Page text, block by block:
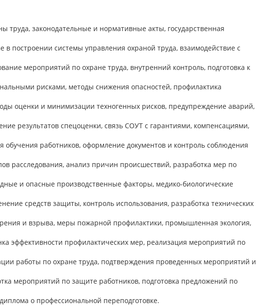
труда, законодательные и нормативные акты, государственная
в построении системы управления охраной труда, взаимодействие с
мероприятий по охране труда, внутренний контроль, подготовка к
рисками, методы снижения опасностей, профилактика
оценки и минимизации техногенных рисков, предупреждение аварий,
результатов спецоценки, связь СОУТ с гарантиями, компенсациями,
обучения работников, оформление документов и контроль соблюдения
расследования, анализ причин происшествий, разработка мер по
и опасные производственные факторы, медико-биологические
средств защиты, контроль использования, разработка технических
и взрыва, меры пожарной профилактики, промышленная экология,
эффективности профилактических мер, реализация мероприятий по
работы по охране труда, подтверждения проведенных мероприятий и
мероприятий по защите работников, подготовка предложений по
о профессиональной переподготовке.